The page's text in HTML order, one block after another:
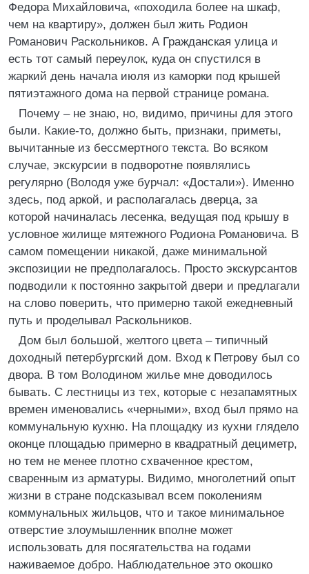
Федора Михайловича, «походила более на шкаф,
чем на квартиру», должен был жить Родион
Романович Раскольников. А Гражданская улица и
есть тот самый переулок, куда он спустился в
жаркий день начала июля из каморки под крышей
пятиэтажного дома на первой странице романа.
Почему – не знаю, но, видимо, причины для этого
были. Какие-то, должно быть, признаки, приметы,
вычитанные из бессмертного текста. Во всяком
случае, экскурсии в подворотне появлялись
регулярно (Володя уже бурчал: «Достали»). Именно
здесь, под аркой, и располагалась дверца, за
которой начиналась лесенка, ведущая под крышу в
условное жилище мятежного Родиона Романовича. В
самом помещении никакой, даже минимальной
экспозиции не предполагалось. Просто экскурсантов
подводили к постоянно закрытой двери и предлагали
на слово поверить, что примерно такой ежедневный
путь и проделывал Раскольников.
Дом был большой, желтого цвета – типичный
доходный петербургский дом. Вход к Петрову был со
двора. В том Володином жилье мне доводилось
бывать. С лестницы из тех, которые c незапамятных
времен именовались «черными», вход был прямо на
коммунальную кухню. На площадку из кухни глядело
оконце площадью примерно в квадратный дециметр,
но тем не менее плотно схваченное крестом,
сваренным из арматуры. Видимо, многолетний опыт
жизни в стране подсказывал всем поколениям
коммунальных жильцов, что и такое минимальное
отверстие злоумышленник вполне может
использовать для посягательства на годами
наживаемое добро. Наблюдательное это окошко